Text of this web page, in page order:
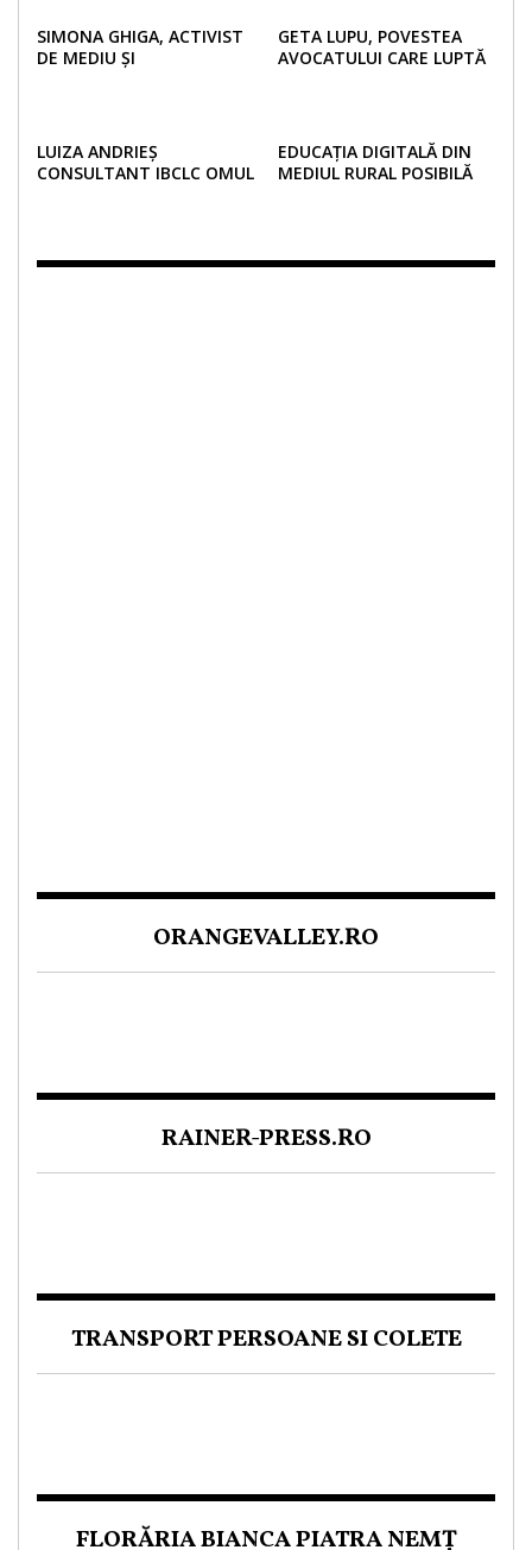
SIMONA GHIGA, ACTIVIST
DE MEDIU ȘI
VERDE!
GETA LUPU, POVESTEA
AVOCATULUI CARE LUPTĂ
LUIZA ANDRIEȘ
CONSULTANT IBCLC OMUL
EDUCAȚIA DIGITALĂ DIN
MEDIUL RURAL POSIBILĂ
ORANGEVALLEY.RO
RAINER-PRESS.RO
TRANSPORT PERSOANE SI COLETE
FLORĂRIA BIANCA PIATRA NEMȚ